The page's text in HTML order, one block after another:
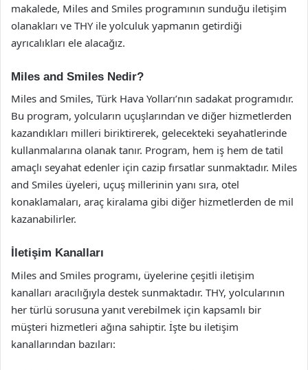
makalede, Miles and Smiles programının sunduğu iletişim
olanakları ve THY ile yolculuk yapmanın getirdiği
ayrıcalıkları ele alacağız.
Miles and Smiles Nedir?
Miles and Smiles, Türk Hava Yolları’nın sadakat programıdır.
Bu program, yolcuların uçuşlarından ve diğer hizmetlerden
kazandıkları milleri biriktirerek, gelecekteki seyahatlerinde
kullanmalarına olanak tanır. Program, hem iş hem de tatil
amaçlı seyahat edenler için cazip fırsatlar sunmaktadır. Miles
and Smiles üyeleri, uçuş millerinin yanı sıra, otel
konaklamaları, araç kiralama gibi diğer hizmetlerden de mil
kazanabilirler.
İletişim Kanalları
Miles and Smiles programı, üyelerine çeşitli iletişim
kanalları aracılığıyla destek sunmaktadır. THY, yolcularının
her türlü sorusuna yanıt verebilmek için kapsamlı bir
müşteri hizmetleri ağına sahiptir. İşte bu iletişim
kanallarından bazıları: